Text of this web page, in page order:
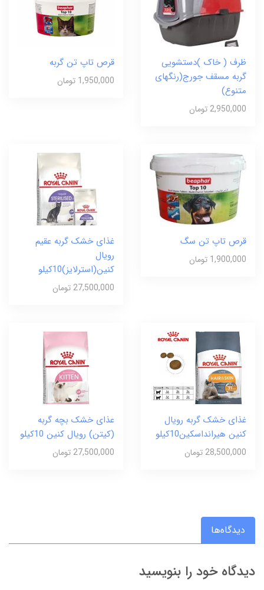
ظرف ( خاک )دستشویی
گربه مسقف جورج(رنگهای
متنوع)
2,950,000 تومان
قرص تاپ تن گربه
1,950,000 تومان
قرص تاپ تن سگ
1,900,000 تومان
غذای خشک گربه عقیم
رویال
کنین(استرلایز)10کیلو
27,500,000 تومان
غذای خشک گربه رویال
کنین هیرانداسکین10کیلو
28,500,000 تومان
عذای خشک بچه گربه
(کیتن) رویال کنین 10کیلو
27,500,000 تومان
دیدگاه‌ها
دیدگاه خود را بنویسید